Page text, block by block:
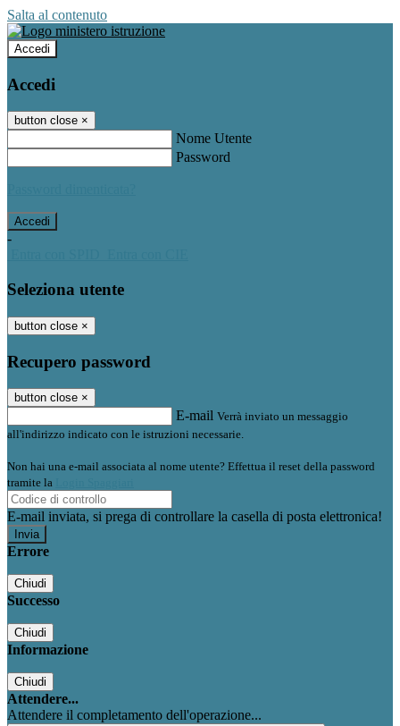
Salta al contenuto
Accedi
Accedi
button close ×
Nome Utente
Password
-
Seleziona utente
button close ×
Recupero password
button close ×
E-mail Verrà inviato un messaggio
all'indirizzo indicato con le istruzioni necessarie.
Non hai una e-mail associata al nome utente? Effettua il reset della password
tramite la
E-mail inviata, si prega di controllare la casella di posta elettronica!
Errore
Chiudi
Successo
Chiudi
Informazione
Chiudi
Attendere...
Attendere il completamento dell'operazione...